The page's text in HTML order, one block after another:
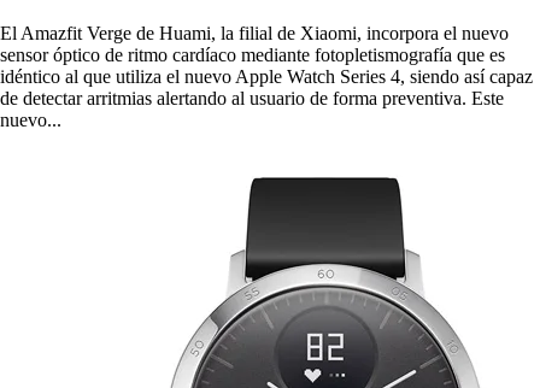
El Amazfit Verge de Huami, la filial de Xiaomi, incorpora el nuevo
sensor óptico de ritmo cardíaco mediante fotopletismografía que es
idéntico al que utiliza el nuevo Apple Watch Series 4, siendo así capaz
de detectar arritmias alertando al usuario de forma preventiva. Este
nuevo...